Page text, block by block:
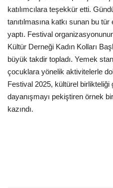
katılımcılara teşekkür etti.
tanıtılmasına katkı sunan bu
yaptı. Festival
Kültür Derneği Kadın Kolları
büyük takdir topladı. Yemek
çocuklara yönelik aktivitelerle
Festival 2025, kültürel
dayanışmayı pekiştiren örnek
kazındı.